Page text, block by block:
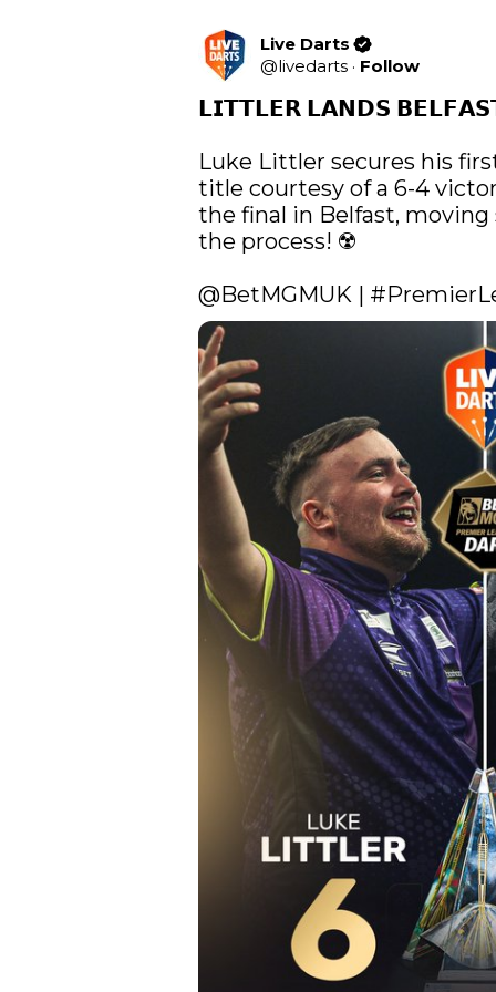
Live Darts
@livedarts · Follow
𝗟𝗜𝗧𝗧𝗟𝗘𝗥 𝗟𝗔𝗡𝗗𝗦
Luke Littler secures his
title courtesy of a 6-4
the final in Belfast,
the process! ☢️
@BetMGMUK |